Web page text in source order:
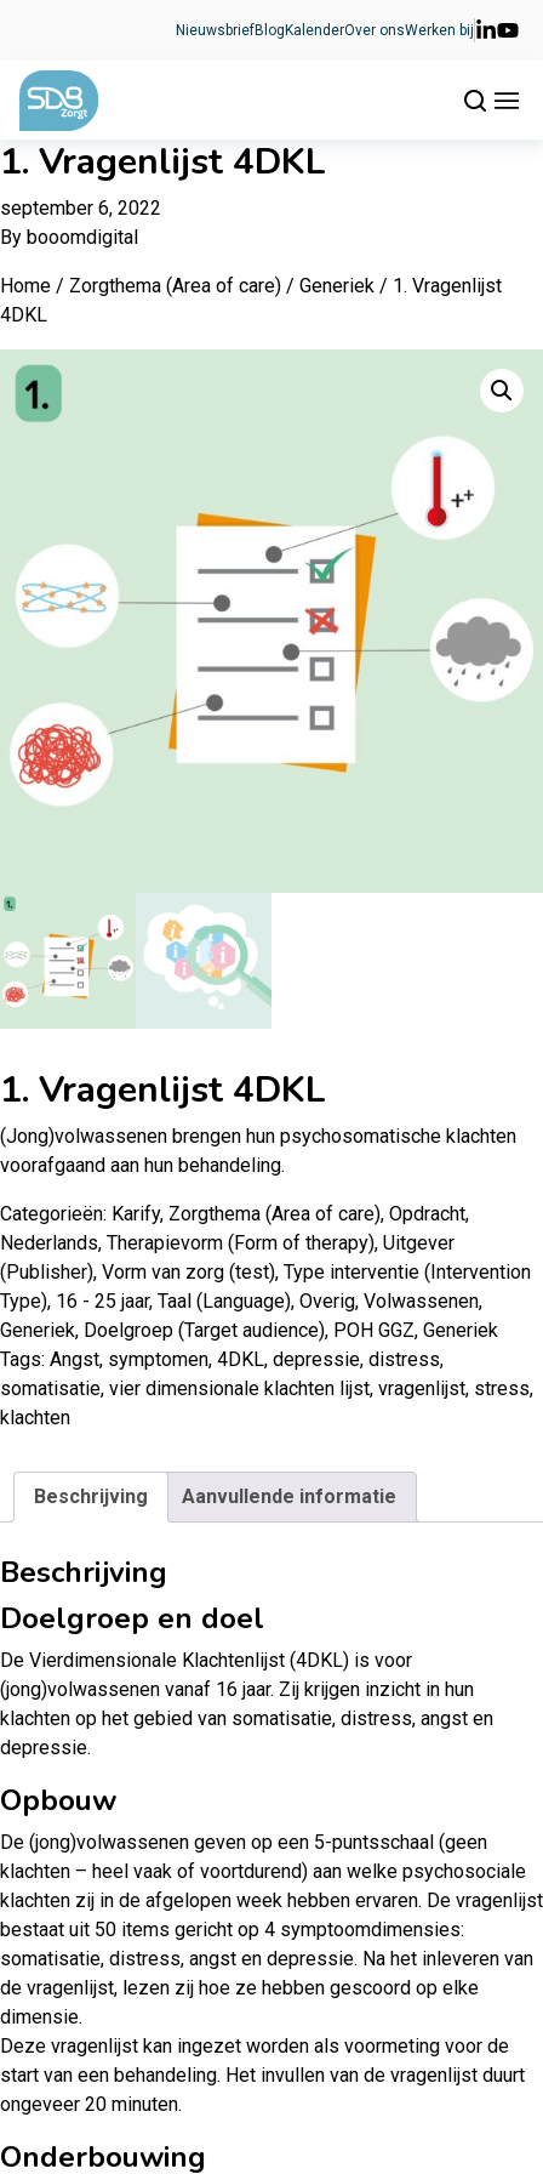
NieuwsbriefBlog KalenderOver onsWerken bij
1. Vragenlijst 4DKL
september 6, 2022
By booomdigital
Home / Zorgthema (Area of care) / Generiek / 1. Vragenlijst
4DKL
1. Vragenlijst 4DKL
(Jong)volwassenen brengen hun psychosomatische klachten
voorafgaand aan hun behandeling.
Categorieën: Karify, Zorgthema (Area of care), Opdracht,
Nederlands, Therapievorm (Form of therapy), Uitgever
(Publisher), Vorm van zorg (test), Type interventie (Intervention
Type), 16 - 25 jaar, Taal (Language), Overig, Volwassenen,
Generiek, Doelgroep (Target audience), POH GGZ, Generiek
Tags: Angst, symptomen, 4DKL, depressie, distress,
somatisatie, vier dimensionale klachten lijst, vragenlijst, stress,
klachten
Beschrijving Aanvullende informatie
Beschrijving
Doelgroep en doel
De Vierdimensionale Klachtenlijst (4DKL) is voor
(jong)volwassenen vanaf 16 jaar. Zij krijgen inzicht in hun
klachten op het gebied van somatisatie, distress, angst en
depressie.
Opbouw
De (jong)volwassenen geven op een 5-puntsschaal (geen
klachten – heel vaak of voortdurend) aan welke psychosociale
klachten zij in de afgelopen week hebben ervaren. De vragenlijst
bestaat uit 50 items gericht op 4 symptoomdimensies:
somatisatie, distress, angst en depressie. Na het inleveren van
de vragenlijst, lezen zij hoe ze hebben gescoord op elke
dimensie.
Deze vragenlijst kan ingezet worden als voormeting voor de
start van een behandeling. Het invullen van de vragenlijst duurt
ongeveer 20 minuten.
Onderbouwing